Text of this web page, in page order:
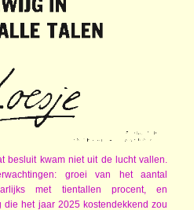
besluit kwam niet uit de lucht vallen.
groei van het aantal
met tientallen procent, en
het jaar 2025 kostendekkend zou